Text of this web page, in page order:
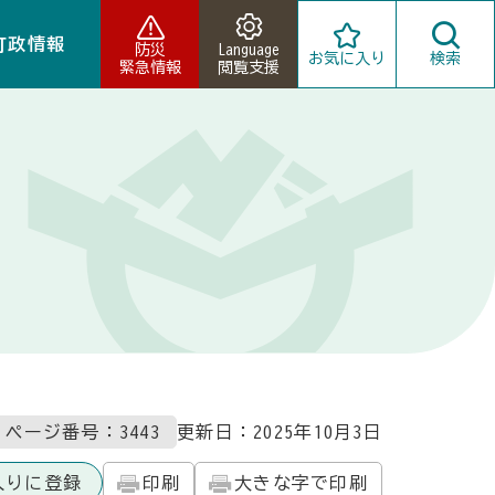
政情報
防災
緊急情報
Language
閲覧支援
お気に入り 検索
ページ番号：3443 更新日： 2025年10月3日
りに登録 印刷 大きな字で印刷